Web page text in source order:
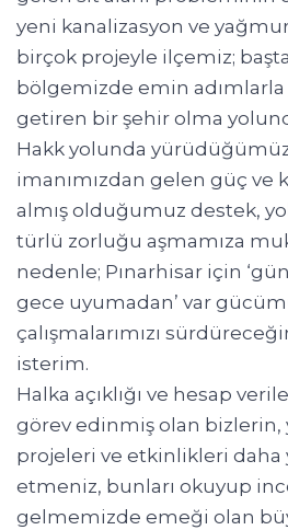
yeni kanalizasyon ve
birçok projeyle ilçemiz;
bölgemizde emin adımlarla
getiren bir şehir olma
Hakk yolunda
imanımızdan gelen güç ve
almış olduğumuz destek,
türlü zorluğu aşmamıza
nedenle; Pınarhisar için
gece uyumadan’ var
çalışmalarımızı
isterim.
Halka açıklığı ve hesap
görev edinmiş olan bizlerin,
projeleri ve etkinlikleri daha
etmeniz, bunları okuyup
gelmemizde emeği olan